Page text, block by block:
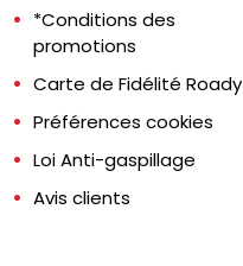
*Conditions des
promotions
Carte de Fidélité Roady
Préférences cookies
Loi Anti-gaspillage
Avis clients